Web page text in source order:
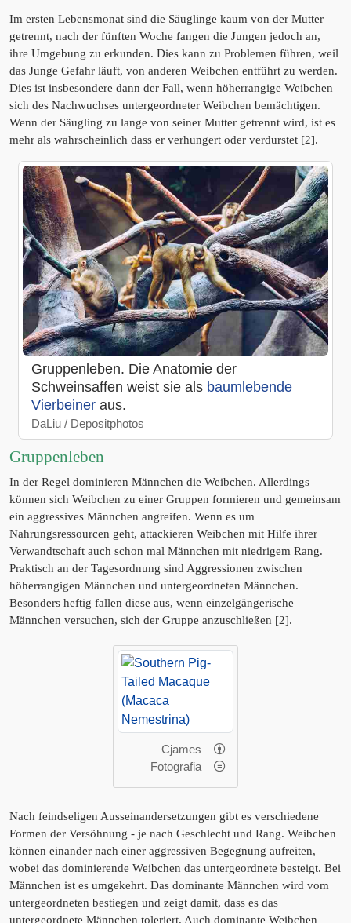
Im ersten Lebensmonat sind die Säuglinge kaum von der Mutter
getrennt, nach der fünften Woche fangen die Jungen jedoch an,
ihre Umgebung zu erkunden. Dies kann zu Problemen führen, weil
das Junge Gefahr läuft, von anderen Weibchen entführt zu werden.
Dies ist insbesondere dann der Fall, wenn höherrangige Weibchen
sich des Nachwuchses untergeordneter Weibchen bemächtigen.
Wenn der Säugling zu lange von seiner Mutter getrennt wird, ist es
mehr als wahrscheinlich dass er verhungert oder verdurstet [2].
Gruppenleben. Die Anatomie der
Schweinsaffen weist sie als baumlebende
Vierbeineraus.
DaLiu / Depositphotos
Gruppenleben
In der Regel dominieren Männchen die Weibchen. Allerdings
können sich Weibchen zu einer Gruppen formieren und gemeinsam
ein aggressives Männchen angreifen. Wenn es um
Nahrungsressourcen geht, attackieren Weibchen mit Hilfe ihrer
Verwandtschaft auch schon mal Männchen mit niedrigem Rang.
Praktisch an der Tagesordnung sind Aggressionen zwischen
höherrangigen Männchen und untergeordneten Männchen.
Besonders heftig fallen diese aus, wenn einzelgängerische
Männchen versuchen, sich der Gruppe anzuschließen [2].
Cjames
Fotografia
Nach feindseligen Ausseinandersetzungen gibt es verschiedene
Formen der Versöhnung - je nach Geschlecht und Rang. Weibchen
können einander nach einer aggressiven Begegnung aufreiten,
wobei das dominierende Weibchen das untergeordnete besteigt. Bei
Männchen ist es umgekehrt. Das dominante Männchen wird vom
untergeordneten bestiegen und zeigt damit, dass es das
untergeordnete Männchen toleriert. Auch dominante Weibchen